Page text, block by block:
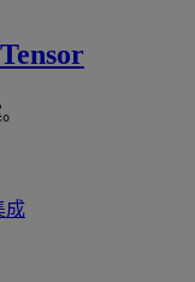
成